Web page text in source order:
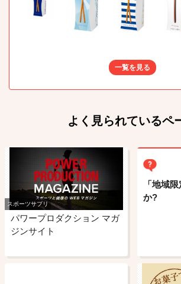
一覧を見る
よく見られているペ
スポーツサプリ
パワープロダクション マガ
ジンサイト
「地域
か?